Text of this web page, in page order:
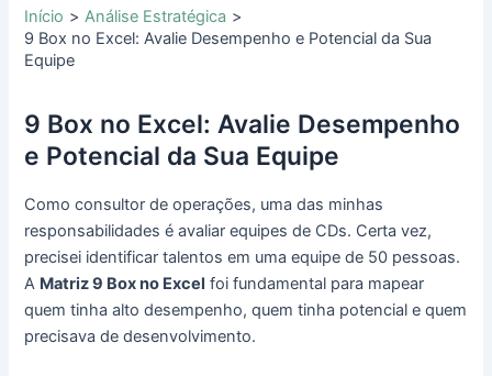
Início
Análise Estratégica
9 Box no Excel: Avalie Desempenho e Potencial da Sua
Equipe
9 Box no Excel: Avalie Desempenho
e Potencial da Sua Equipe
Como consultor de operações, uma das minhas
responsabilidades é avaliar equipes de CDs. Certa vez,
precisei identificar talentos em uma equipe de 50 pessoas.
A Matriz 9 Box no Excel foi fundamental para mapear
quem tinha alto desempenho, quem tinha potencial e quem
precisava de desenvolvimento.